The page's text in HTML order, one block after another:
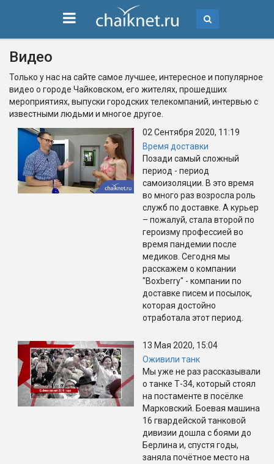
Видео
Только у нас на сайте самое лучшее, интересное и популярное
видео о городе Чайковском, его жителях, прошедших
мероприятиях, выпуски городских телекомпаний, интервью с
известными людьми и многое другое.
02 Сентября 2020, 11:19
Время доставки
Позади самый сложный
период - период
самоизоляции. В это время
во много раз возросла роль
служб по доставке. А курьер
– пожалуй, стала второй по
героизму профессией во
время пандемии после
медиков. Сегодня мы
расскажем о компании
"Boxberry" - компании по
доставке писем и посылок,
которая достойно
отработала этот период.
13 Мая 2020, 15:04
Оживили танк
Мы уже не раз рассказывали
о танке Т-34, который стоял
на постаменте в посёлке
Марковский. Боевая машина
16 гвардейской танковой
дивизии дошла с боями до
Берлина и, спустя годы,
заняла почётное место на